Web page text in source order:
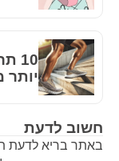
חשוב לדעת
באתר בריא לדעת
יותר